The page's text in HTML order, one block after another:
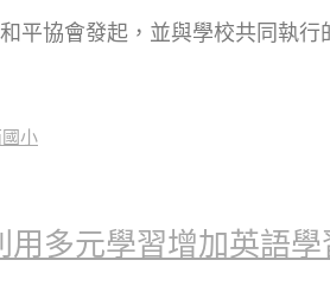
平協會發起，並與學校共同執
用多元學習增加英語